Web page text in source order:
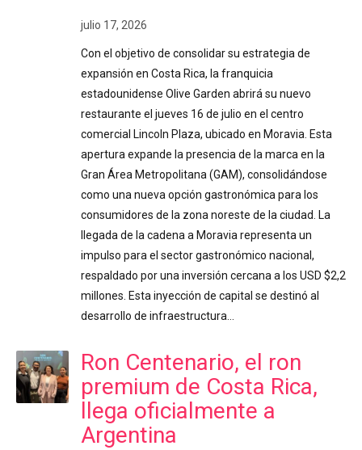
julio 17, 2026
Con el objetivo de consolidar su estrategia de
expansión en Costa Rica, la franquicia
estadounidense Olive Garden abrirá su nuevo
restaurante el jueves 16 de julio en el centro
comercial Lincoln Plaza, ubicado en Moravia. Esta
apertura expande la presencia de la marca en la
Gran Área Metropolitana (GAM), consolidándose
como una nueva opción gastronómica para los
consumidores de la zona noreste de la ciudad. La
llegada de la cadena a Moravia representa un
impulso para el sector gastronómico nacional,
respaldado por una inversión cercana a los USD $2,2
millones. Esta inyección de capital se destinó al
desarrollo de infraestructura…
Ron Centenario, el ron
premium de Costa Rica,
llega oficialmente a
Argentina